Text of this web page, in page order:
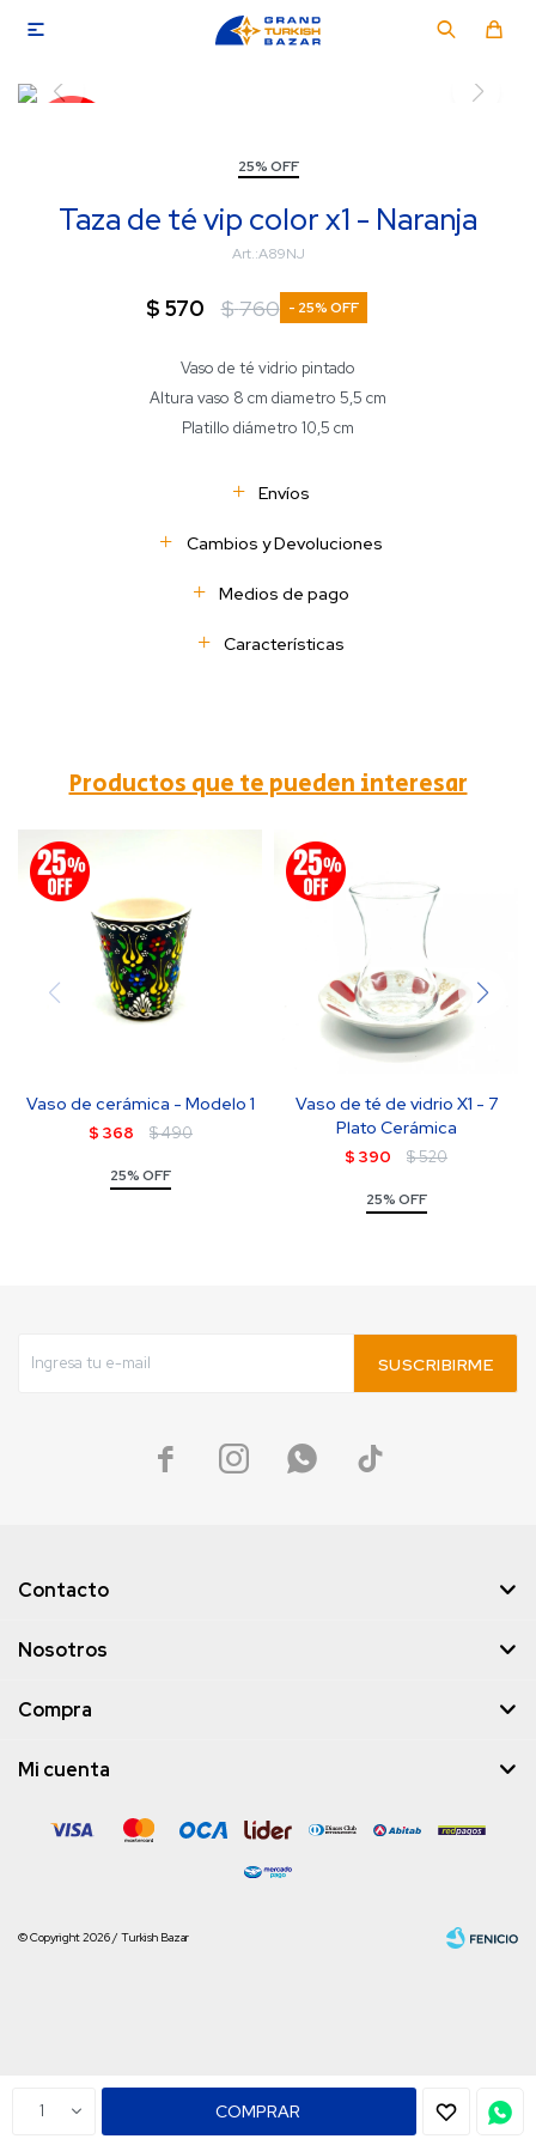

25% OFF
Taza de té vip color x1 - Naranja
A89NJ
$ 570 $760 25
Vaso de té vidrio pintado
Altura vaso 8 cm diametro 5,5 cm
Platillo diámetro 10,5 cm
1 COMPRAR
Envíos
Cambios y Devoluciones
Medios de pago
Características
Productos que te pueden interesar
Vaso de cerámica - Modelo 1
$ 368 $490
25% OFF
Vaso de té de vidrio X1 - 7
Plato Cerámica
$ 390 $520
25% OFF
SUSCRIBIRME
   
Contacto
Nosotros
Compra
Mi cuenta
© Copyright 2026 / Turkish Bazar